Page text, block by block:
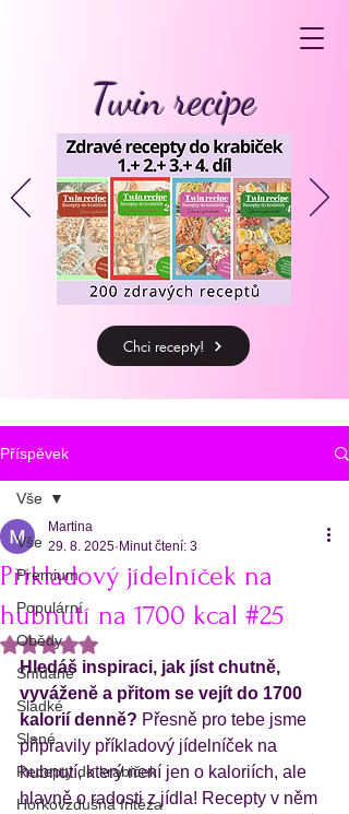
Twin recipe
Chci recepty!
Příspěvek
Vše
Premium
Populární
Obědy
Snídaně
Sladké
Slané
Recepty do krabiček
Horkovzdušná fritéza
Vše
Příkladový jídelníček na
hubnutí na 1700 kcal #25
Martina
29. 8. 2025 Minut čtení: 3
Hodnoceno NaN z 5 hvězdiček.
Hledáš inspiraci, jak jíst chutně,
vyváženě a přitom se vejít do 1700
kalorií denně? Přesně pro tebe jsme
připravily příkladový jídelníček na
hubnutí, který není jen o kaloriích, ale
hlavně o radosti z jídla! Recepty v něm